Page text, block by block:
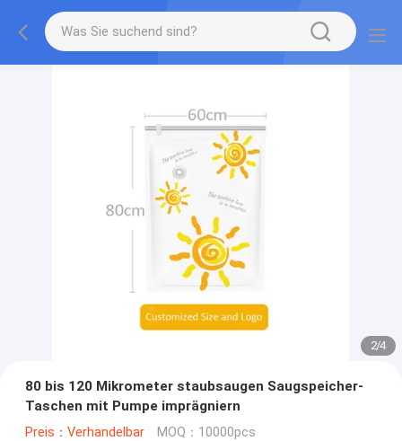
2/4
80 bis 120 Mikrometer staubsaugen Saugspeicher-
Taschen mit Pumpe imprägniern
Preis：Verhandelbar MOQ：10000pcs